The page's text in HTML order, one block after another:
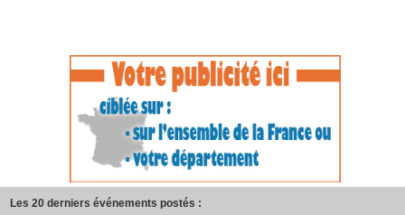
Les 20 derniers événements postés :